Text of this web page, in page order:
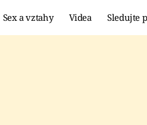
Sex a vztahy Videa Sledujte